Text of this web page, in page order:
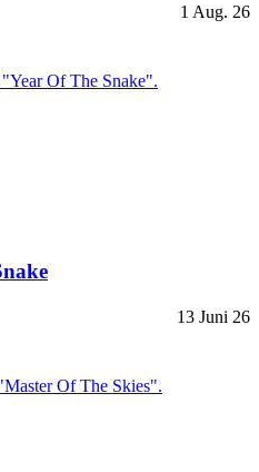
1 Aug. 26
13 Juni 26